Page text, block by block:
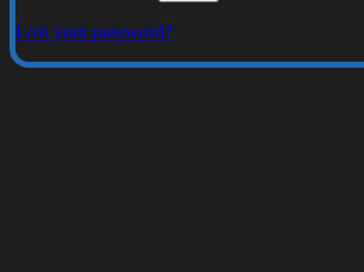
Lost your password?